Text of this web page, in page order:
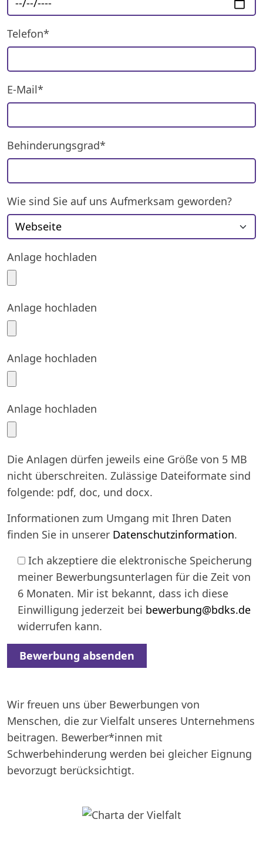
Telefon*
E-Mail*
Behinderungsgrad*
Wie sind Sie auf uns Aufmerksam geworden?
Anlage hochladen
Anlage hochladen
Anlage hochladen
Anlage hochladen
Die Anlagen dürfen jeweils eine Größe von 5 MB
nicht überschreiten. Zulässige Dateiformate sind
folgende: pdf, doc, und docx.
Informationen zum Umgang mit Ihren Daten
finden Sie in unserer Datenschutzinformation.
Ich akzeptiere die elektronische Speicherung
meiner Bewerbungsunterlagen für die Zeit von
6 Monaten. Mir ist bekannt, dass ich diese
Einwilligung jederzeit bei bewerbung@bdks.de
widerrufen kann.
Wir freuen uns über Bewerbungen von
Menschen, die zur Vielfalt unseres Unternehmens
beitragen. Bewerber*innen mit
Schwerbehinderung werden bei gleicher Eignung
bevorzugt berücksichtigt.